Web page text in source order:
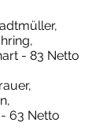
83 Netto
Netto